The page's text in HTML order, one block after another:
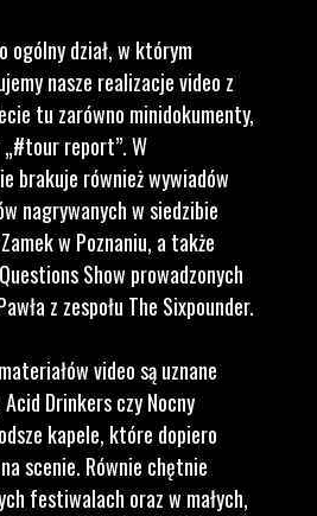
ogólny dział, w którym
nasze realizacje video z
tu zarówno minidokumenty,
report”. W
brakuje również wywiadów
nagrywanych w siedzibie
w Poznaniu, a także
Show prowadzonych
z zespołu The Sixpounder.
video są uznane
Drinkers czy Nocny
kapele, które dopiero
scenie. Równie chętnie
festiwalach oraz w małych,